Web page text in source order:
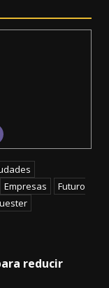
Empresas
Futuro
reducir